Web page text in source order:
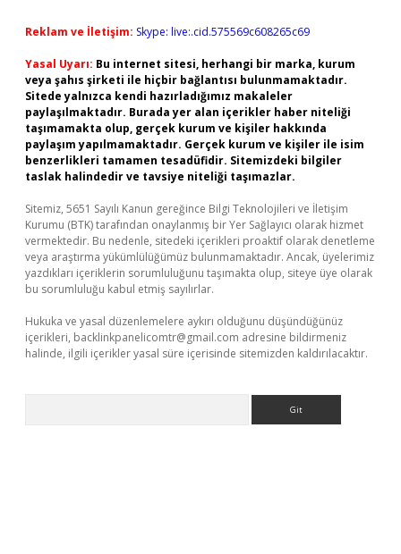
Reklam ve İletişim: Skype: live:.cid.575569c608265c69
Yasal Uyarı: Bu internet sitesi, herhangi bir marka, kurum
veya şahıs şirketi ile hiçbir bağlantısı bulunmamaktadır.
Sitede yalnızca kendi hazırladığımız makaleler
paylaşılmaktadır. Burada yer alan içerikler haber niteliği
taşımamakta olup, gerçek kurum ve kişiler hakkında
paylaşım yapılmamaktadır. Gerçek kurum ve kişiler ile isim
benzerlikleri tamamen tesadüfidir. Sitemizdeki bilgiler
taslak halindedir ve tavsiye niteliği taşımazlar.
Sitemiz, 5651 Sayılı Kanun gereğince Bilgi Teknolojileri ve İletişim
Kurumu (BTK) tarafından onaylanmış bir Yer Sağlayıcı olarak hizmet
vermektedir. Bu nedenle, sitedeki içerikleri proaktif olarak denetleme
veya araştırma yükümlülüğümüz bulunmamaktadır. Ancak, üyelerimiz
yazdıkları içeriklerin sorumluluğunu taşımakta olup, siteye üye olarak
bu sorumluluğu kabul etmiş sayılırlar.
Hukuka ve yasal düzenlemelere aykırı olduğunu düşündüğünüz
içerikleri, backlinkpanelicomtr@gmail.com adresine bildirmeniz
halinde, ilgili içerikler yasal süre içerisinde sitemizden kaldırılacaktır.